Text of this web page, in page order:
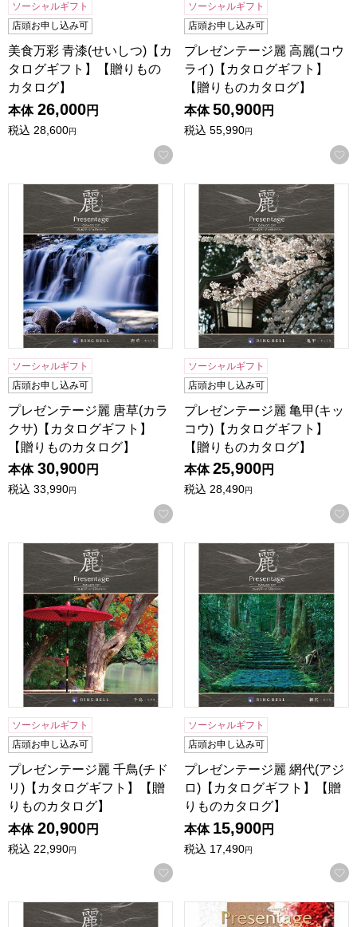
ソーシャルギフト
店頭お申し込み可
美食万彩 青漆(せいしつ)【カ
タログギフト】【贈りもの
カタログ】
本体 26,000円
税込 28,600円
お気に入りに登録する
ソーシャルギフト
店頭お申し込み可
プレゼンテージ麗 高麗(コウ
ライ)【カタログギフト】
【贈りものカタログ】
本体 50,900円
税込 55,990円
プレゼンテージ麗 唐草(カラクサ)【カタログギフト】【贈り
ソーシャルギフト
店頭お申し込み可
プレゼンテージ麗 唐草(カラ
クサ)【カタログギフト】
【贈りものカタログ】
本体 30,900円
税込 33,990円
お気に入りに登録する
プレゼンテージ麗 亀甲(キッ
ソーシャルギフト
店頭お申し込み可
プレゼンテージ麗 亀甲(キッ
コウ)【カタログギフト】
【贈りものカタログ】
本体 25,900円
税込 28,490円
プレゼンテージ麗 千鳥(チドリ)【カタログギフト】【贈りも
ソーシャルギフト
店頭お申し込み可
プレゼンテージ麗 千鳥(チド
リ)【カタログギフト】【贈
りものカタログ】
本体 20,900円
税込 22,990円
お気に入りに登録する
プレゼンテージ麗 網代(アジ
ソーシャルギフト
店頭お申し込み可
プレゼンテージ麗 網代(アジ
ロ)【カタログギフト】【贈
りものカタログ】
本体 15,900円
税込 17,490円
プレゼンテージ麗 檜垣(ヒガキ)【カタログギフト】【贈りも
プレゼンテージ オルケスタ